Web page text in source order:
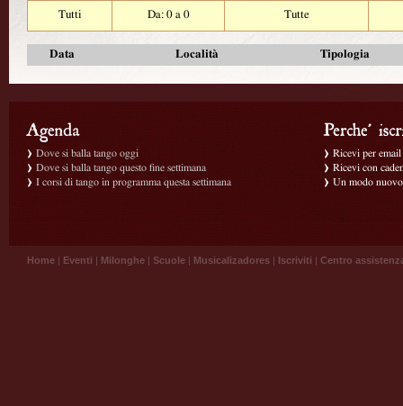
Tutti
Da: 0 a 0 Tutte
Data Località Tipologia
Dove si balla tango oggi
Dove si balla tango questo fine settimana
I corsi di tango in programma questa settimana
Ricevi per
Ricevi con
Un modo
Home | Eventi | Milonghe | Scuole | Musicalizadores | Iscriviti | Centro